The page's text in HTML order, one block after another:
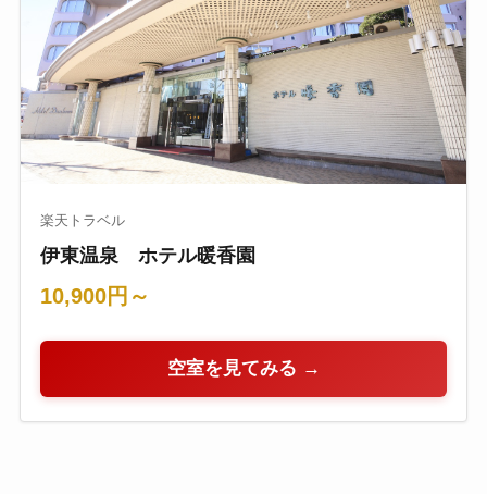
楽天トラベル
伊東温泉 ホテル暖香園
10,900円～
空室を見てみる →